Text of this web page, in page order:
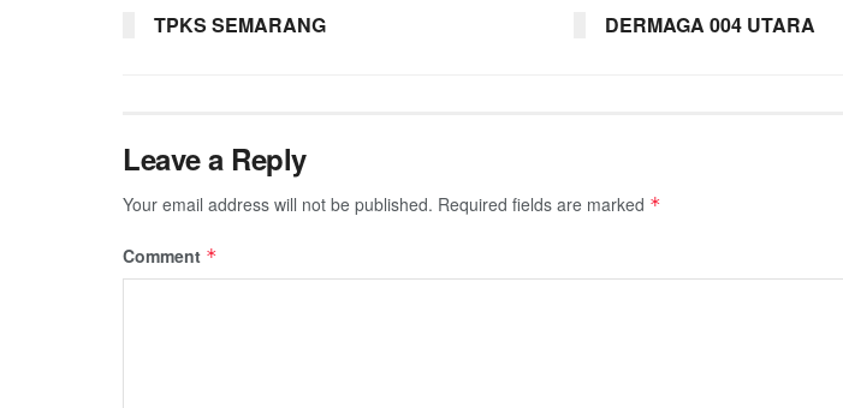
TPKS SEMARANG DERMAGA 004 UTARA
Leave a Reply
Your email address will not be published. Required fields are marked *
Comment *